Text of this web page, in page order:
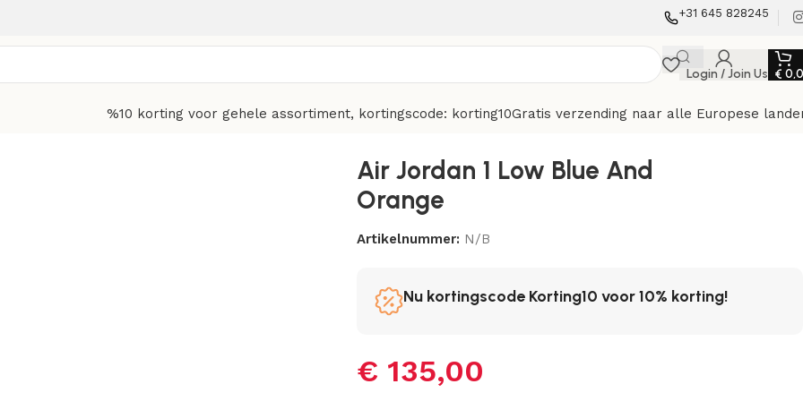
+31 645 828245
Login / Join Us €
%10 korting voor gehele assortiment, kortingscode: korting10Gratis verzending naar alle Europese
Air Jordan 1 Low Blue And
Orange
Artikelnummer: N/B
Nu kortingscode Korting10 voor 10% korting!
€ 135,00